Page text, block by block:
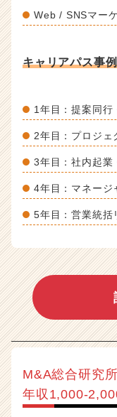
Web / SNSマー
キャリアパス事
1年目：提案同行
2年目：プロジェ
3年目：社内起業
4年目：マネージ
5年目：営業統括
M&A総合研究
年収1,000-